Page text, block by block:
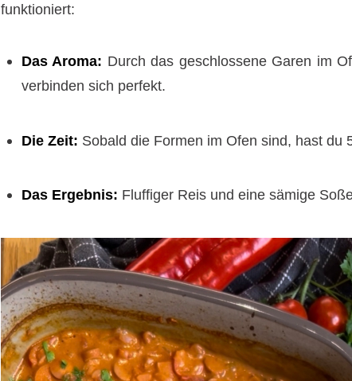
funktioniert:
Das Aroma: Durch das geschlossene Garen im
verbinden sich perfekt.
Die Zeit: Sobald die Formen im Ofen sind, hast du
Das Ergebnis: Fluffiger Reis und eine sämige